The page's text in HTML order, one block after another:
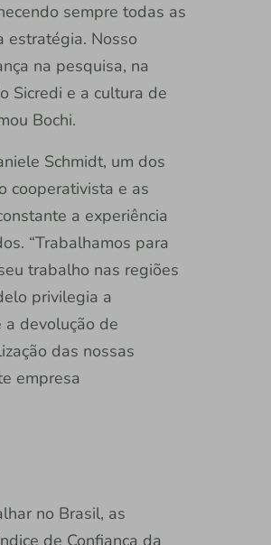
sempre todas as
estratégia. Nosso
na pesquisa, na
Sicredi e a cultura de
Bochi.
Schmidt, um dos
cooperativista e as
a experiência
“Trabalhamos para
trabalho nas regiões
privilegia a
devolução de
das nossas
empresa
no Brasil, as
de Confiança da